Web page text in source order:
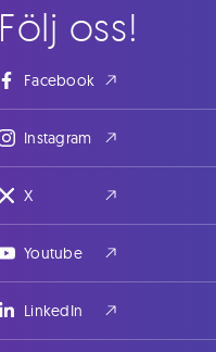
Följ oss!
Facebook
Instagram
X
Youtube
LinkedIn